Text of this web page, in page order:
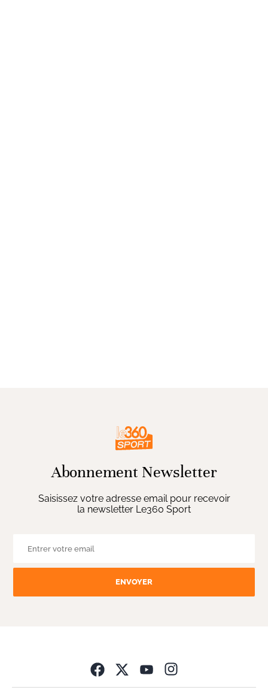
Abonnement Newsletter
Saisissez votre adresse email pour recevoir
la newsletter Le360 Sport
ENVOYER